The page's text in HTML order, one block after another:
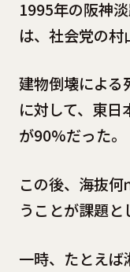
1995年の阪神
は、社会党の村
建物倒壊による
に対して、東日
が90%だった。
この後、海抜
うことが課題と
一時、たとえ